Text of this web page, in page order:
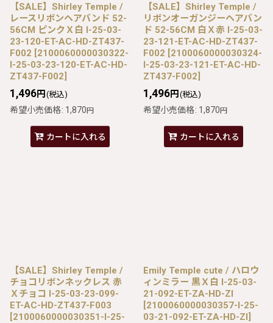
【SALE】Shirley Temple /
レースリボンヘアバンド 52-
56CM ピンクＸ白 I-25-03-
23-120-ET-AC-HD-ZT437-
F002 [2100060000030322-
I-25-03-23-120-ET-AC-HD-
ZT437-F002]
1,496円 (税込)
希望小売価格: 1,870円
カートに入れる
【SALE】Shirley Temple /
リボンオーガンジーヘアバン
ド 52-56CM 白Ｘ赤 I-25-03-
23-121-ET-AC-HD-ZT437-
F002 [2100060000030324-
I-25-03-23-121-ET-AC-HD-
ZT437-F002]
1,496円 (税込)
希望小売価格: 1,870円
カートに入れる
【SALE】Shirley Temple /
チョコリボンネックレス 赤
Ｘチョコ I-25-03-23-099-
ET-AC-HD-ZT437-F003
[2100060000030351-I-25-
Emily Temple cute / ハロウ
ィンミラー 黒Ｘ白 I-25-03-
21-092-ET-ZA-HD-ZI
[2100060000030357-I-25-
03-21-092-ET-ZA-HD-ZI]